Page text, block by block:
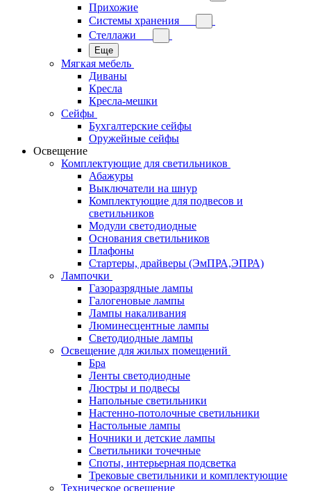
Прихожие
Системы хранения
Стеллажи
Еще
Мягкая мебель
Диваны
Кресла
Кресла-мешки
Сейфы
Бухгалтерские сейфы
Оружейные сейфы
Освещение
Комплектующие для светильников
Абажуры
Выключатели на шнур
Комплектующие для подвесов и
светильников
Модули светодиодные
Основания светильников
Плафоны
Стартеры, драйверы (ЭмПРА,ЭПРА)
Лампочки
Газоразрядные лампы
Галогеновые лампы
Лампы накаливания
Люминесцентные лампы
Светодиодные лампы
Освещение для жилых помещений
Бра
Ленты светодиодные
Люстры и подвесы
Напольные светильники
Настенно-потолочные светильники
Настольные лампы
Ночники и детские лампы
Светильники точечные
Споты, интерьерная подсветка
Трековые светильники и комплектующие
Техническое освещение